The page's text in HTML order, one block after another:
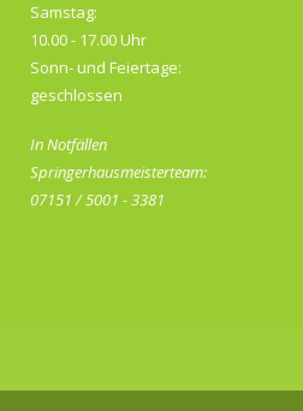
Samstag:
10.00 - 17.00 Uhr
Sonn- und Feiertage:
geschlossen
In Notfällen
Springerhausmeisterteam:
07151 / 5001 - 3381